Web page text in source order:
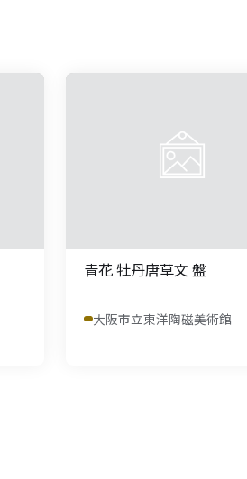
青花 牡丹唐草文 盤
大阪市立東洋陶磁美術館